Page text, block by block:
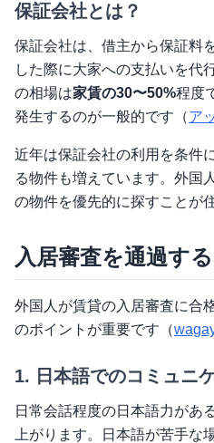
保証会社とは？
保証会社は、借主から保証料
した際に大家への支払いを代
の相場は家賃の30〜50%程度
発生するのが一般的です（ア
近年は保証会社の利用を条件
る物件も増えています。外国
の物件を優先的に探すことが
入居審査を通過す
外国人が賃貸の入居審査に合
のポイントが重要です（
1. 日本語でのコミュニ
日常会話程度の日本語力があ
上がります。日本語が苦手な